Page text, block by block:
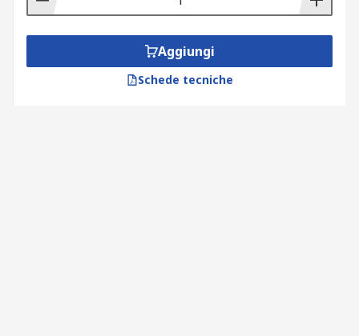
Aggiungi
Schede tecniche